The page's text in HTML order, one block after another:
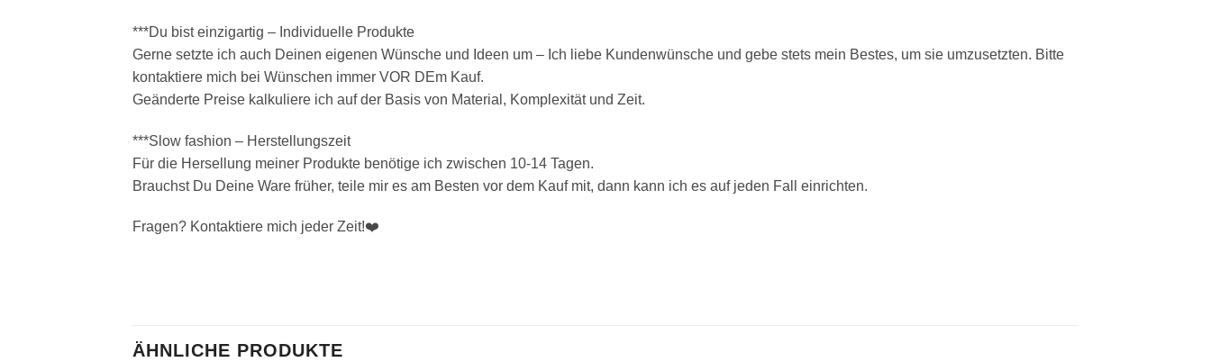
***Du bist einzigartig – Individuelle Produkte
Gerne setzte ich auch Deinen eigenen Wünsche und Ideen um – Ich liebe Kundenwünsche und gebe stets mein Bestes, um sie umzusetzten. Bitte
kontaktiere mich bei Wünschen immer VOR DEm Kauf.
Geänderte Preise kalkuliere ich auf der Basis von Material, Komplexität und Zeit.
***Slow fashion – Herstellungszeit
Für die Hersellung meiner Produkte benötige ich zwischen 10-14 Tagen.
Brauchst Du Deine Ware früher, teile mir es am Besten vor dem Kauf mit, dann kann ich es auf jeden Fall einrichten.
Fragen? Kontaktiere mich jeder Zeit!❤️
ÄHNLICHE PRODUKTE